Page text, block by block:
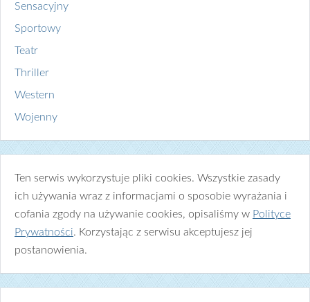
Sensacyjny
Sportowy
Teatr
Thriller
Western
Wojenny
Ten serwis wykorzystuje pliki cookies. Wszystkie zasady
ich używania wraz z informacjami o sposobie wyrażania i
cofania zgody na używanie cookies, opisaliśmy w Polityce
Prywatności. Korzystając z serwisu akceptujesz jej
postanowienia.